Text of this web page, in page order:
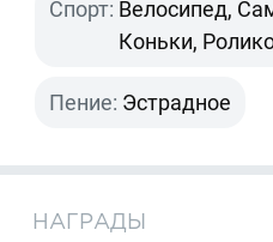
Спорт: Велосипед,
Коньки,
Пение: Эстрадное
НАГРАДЫ